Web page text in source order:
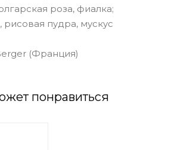
роза, фиалка;
пудра, мускус
(Франция)
понравиться